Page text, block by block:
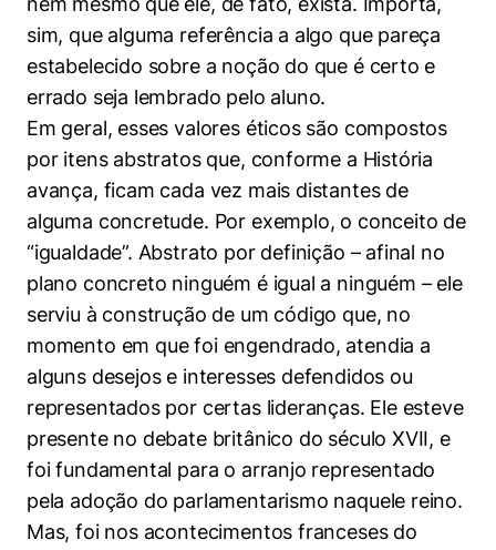
sim, que alguma referência a algo que pareça
estabelecido sobre a noção do que é certo e
errado seja lembrado pelo aluno.
Em geral, esses valores éticos são compostos
por itens abstratos que, conforme a História
avança, ficam cada vez mais distantes de
alguma concretude. Por exemplo, o conceito de
“igualdade”. Abstrato por definição – afinal no
plano concreto ninguém é igual a ninguém – ele
serviu à construção de um código que, no
momento em que foi engendrado, atendia a
alguns desejos e interesses defendidos ou
representados por certas lideranças. Ele esteve
presente no debate britânico do século XVII, e
foi fundamental para o arranjo representado
pela adoção do parlamentarismo naquele reino.
Mas, foi nos acontecimentos franceses do
Cookies estritamente necessários